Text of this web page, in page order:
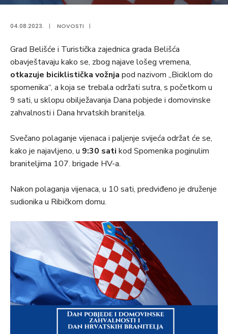
04.08.2023. | NOVOSTI |
Grad Belišće i Turistička zajednica grada Belišća
obavještavaju kako se, zbog najave lošeg vremena,
otkazuje biciklistička vožnja pod nazivom „Biciklom do
spomenika“, a koja se trebala održati sutra, s početkom u
9 sati, u sklopu obilježavanja Dana pobjede i domovinske
zahvalnosti i Dana hrvatskih branitelja.
Svečano polaganje vijenaca i paljenje svijeća održat će se,
kako je najavljeno, u 9:30 sati kod Spomenika poginulim
braniteljima 107. brigade HV-a.
Nakon polaganja vijenaca, u 10 sati, predviđeno je druženje
sudionika u Ribičkom domu.